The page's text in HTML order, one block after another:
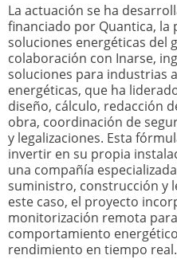
La actuación se ha
financiado por Quantica,
soluciones energéticas del
colaboración con Inarse,
soluciones para industrias
energéticas, que ha
diseño, cálculo, redacción
obra, coordinación de
y legalizaciones. Esta
invertir en su propia
una compañía
suministro, construcción y
este caso, el proyecto
monitorización remota
comportamiento
rendimiento en tiempo real.